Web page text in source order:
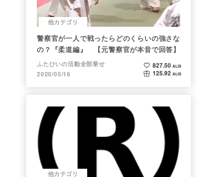
他カテゴリ
警察官が一人で戦ったらどのくらいの強さな
の？『柔道編』 【元警察官が本音で回答】
ふたひいの活動全部乗せ
2020/05/16
827.50 ALIS
125.92 ALIS
他カテゴリ